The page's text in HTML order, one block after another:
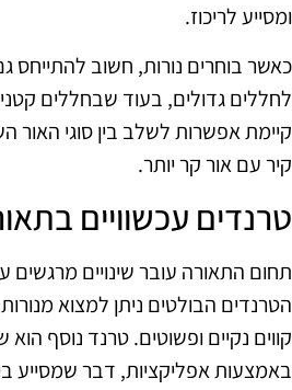
ומסייע לריכוז.
כאשר בוחרים נורות, חשוב להתייחס
לחללים גדולים, בעוד שבחללים
קיימת אפשרות לשלב בין סוגי האור
קיר עם אור קר יותר.
טרנדים עכשוויים
תחום התאורה עובר שינויים מרגשים
הטרנדים הבולטים ניתן למצוא
קווים נקיים ופשוטים. טרנד נוסף
באמצעות אפליקציות, דבר שמסייע